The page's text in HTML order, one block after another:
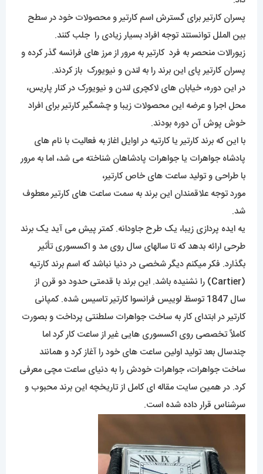
پسران کارتیر برای گسترش اسم کارتیر و محصولات خود در سطح
بین الملل توانستند توجه افراد بسیار زیادی را جلب کنند.
زیورالات منحصر به فرد کارتیر به مرور از مرز های فرانسه گذر کرده و
پسران کارتیر پای این برند را به لندن و نیویورک باز کردند.
در این دوره، خیابان های لاکچری لندن و نیویورک در کنار پاریس،
محل اجرا و عرضه این محصولات زیبا و چشمگیر کارتیر برای افراد
خوش پوش آن دوره بودند.
با این که برند کارتیر یا کارتیه در اوایل اغاز به فعالیت با نام های
پادشاه جواهرات یا جواهرات پادشاهان شناخته می شد، اما به مرور
با طراحی و تولید ساعت های خاص کارتیر،
مورد توجه علاقمندان این برند به سمت ساعت های کارتیر معطوف
شد.
یه ایده پردازی زیبا، یک طرح جاودانه. کمتر پیش می آید یک برند
طرحی ارائه بدهد که تا سالهای سال روی مد و اکسسوری تأثیر
بگذارد. فکر میکنم دیگر شخصی در دنیا نباشد که اسم برند کارتیه
(
Cartier) را نشنیده باشد. این برند با قدمتی حدود دو قرن از
سال 1847 توسظ لوییس فرانسوا کارتیر تاسیس شده. کمپانی
کارتیر در ابتدای کار به ساخت جواهرات سلطنتی پرداخت و بصورت
کاملاً تخصصی روی اکسسوری هایی غیر از ساعت کار کرد اما
چندسال بعد تولید اولین ساعت های خود را آغاز کرد و همانند
ساخت جواهرات، جواهرات خودش را به دنیای ساعت مچی معرفی
کرد. در همین سایت مقاله ای کامل از تاریخچه این برند محبوب و
سرشناس قرار داده شده است.